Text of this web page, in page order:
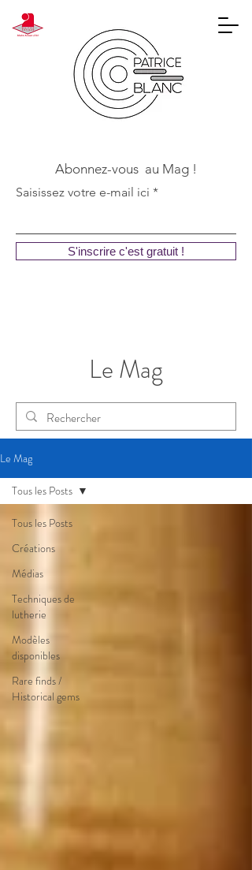
Abonnez-vous au Mag !
Saisissez votre e-mail ici
S'inscrire c'est gratuit !
Le Mag
Le Mag
Tous les Posts
Créations
Médias
Techniques de
lutherie
Modèles
disponibles
Rare finds /
Historical gems
Tous les Posts